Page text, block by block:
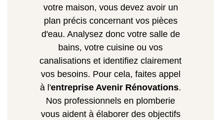
votre maison, vous devez avoir un
plan précis concernant vos pièces
d'eau. Analysez donc votre salle de
bains, votre cuisine ou vos
canalisations et identifiez clairement
vos besoins. Pour cela, faites appel
à l'entreprise Avenir Rénovations.
Nos professionnels en plomberie
vous aident à élaborer des objectifs